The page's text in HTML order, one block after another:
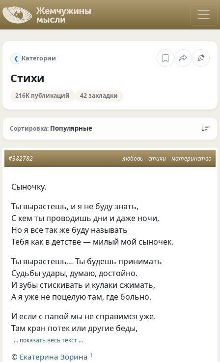
❮ Категории
Стихи
216K публикаций 42 закладки
Сортировка: Популярные
любовь стихи материнство
#382782
Сыночку.
Ты вырастешь, и я не буду знать,
С кем ты проводишь дни и даже ночи,
Но я все так же буду называть
Тебя как в детстве — милый мой сыночек.
Ты вырастешь… Ты будешь принимать
Судьбы удары, думаю, достойно.
И зубы стискивать и кулаки сжимать,
А я уже не поцелую там, где больно.
И если с папой мы не справимся уже.
Там кран потек или другие беды,
… показать весь текст …
© Екатерина Зорина 1